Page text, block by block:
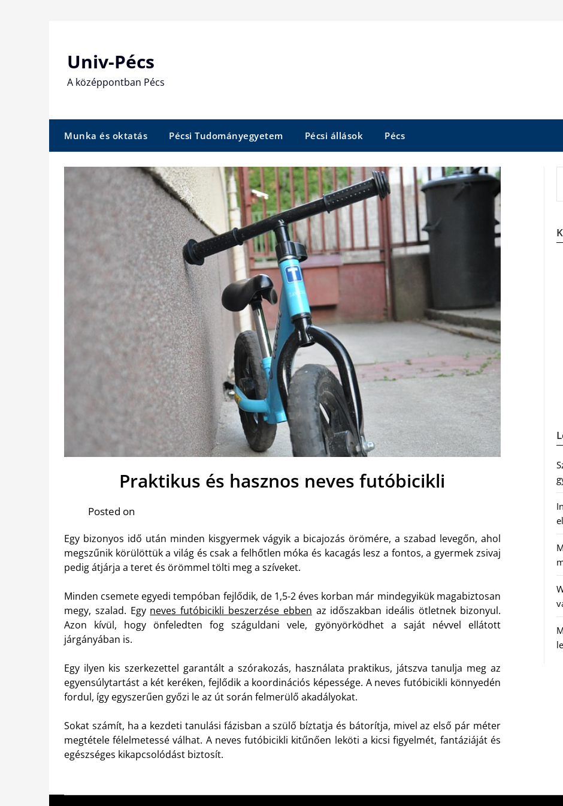
Univ-Pécs
A középpontban Pécs
Munka és oktatás Pécsi Tudományegyetem Pécsi állások Pécs
Praktikus és hasznos neves futóbicikli
Posted on
Egy bizonyos idő után minden kisgyermek vágyik a bicajozás örömére, a szabad levegőn, ahol
megszűnik körülöttük a világ és csak a felhőtlen móka és kacagás lesz a fontos, a gyermek zsivaj
pedig átjárja a teret és örömmel tölti meg a szíveket.
Minden csemete egyedi tempóban fejlődik, de 1,5-2 éves korban már mindegyikük magabiztosan
megy, szalad. Egy neves futóbicikli beszerzése ebben az időszakban ideális ötletnek bizonyul.
Azon kívül, hogy önfeledten fog száguldani vele, gyönyörködhet a saját névvel ellátott
járgányában is.
Egy ilyen kis szerkezettel garantált a szórakozás, használata praktikus, játszva tanulja meg az
egyensúlytartást a két keréken, fejlődik a koordinációs képessége. A neves futóbicikli könnyedén
fordul, így egyszerűen győzi le az út során felmerülő akadályokat.
Sokat számít, ha a kezdeti tanulási fázisban a szülő bíztatja és bátorítja, mivel az első pár méter
megtétele félelmetessé válhat. A neves futóbicikli kitűnően leköti a kicsi figyelmét, fantáziáját és
egészséges kikapcsolódást biztosít.